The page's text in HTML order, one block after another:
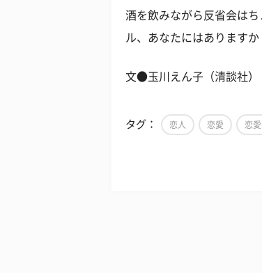
酒を飲みながら反省会は
ル、あなたにはありますか
文●玉川えん子（清談社）
タグ： 恋人 恋愛 恋